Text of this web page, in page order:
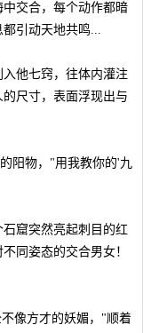
交合，每个动作都暗
引动天地共鸣...
他七窍，往体内灌注
尺寸，表面浮现出与
阳物，"用我教你的'九
窟突然亮起刺目的红
同姿态的交合男女！
像方才的妖媚，"顺着